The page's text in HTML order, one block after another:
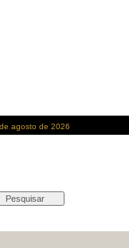
agosto de 2026